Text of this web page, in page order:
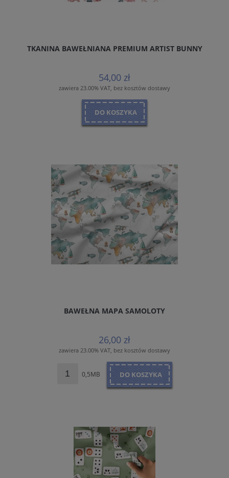
TKANINA BAWEŁNIANA PREMIUM ARTIST BUNNY
54,00 zł
zawiera 23.00% VAT, bez kosztów dostawy
DO KOSZYKA
BAWEŁNA MAPA SAMOLOTY
26,00 zł
zawiera 23.00% VAT, bez kosztów dostawy
0,5MB DO KOSZYKA